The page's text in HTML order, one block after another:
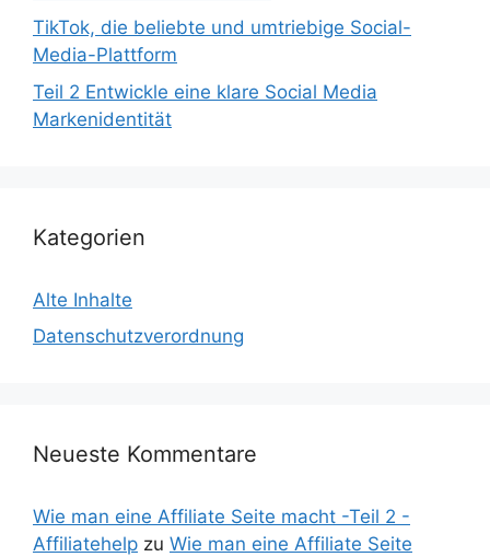
TikTok, die beliebte und umtriebige Social-
Media-Plattform
Teil 2 Entwickle eine klare Social Media
Markenidentität
Kategorien
Alte Inhalte
Datenschutzverordnung
Neueste Kommentare
Wie man eine Affiliate Seite macht -Teil 2 -
Affiliatehelp zu Wie man eine Affiliate Seite